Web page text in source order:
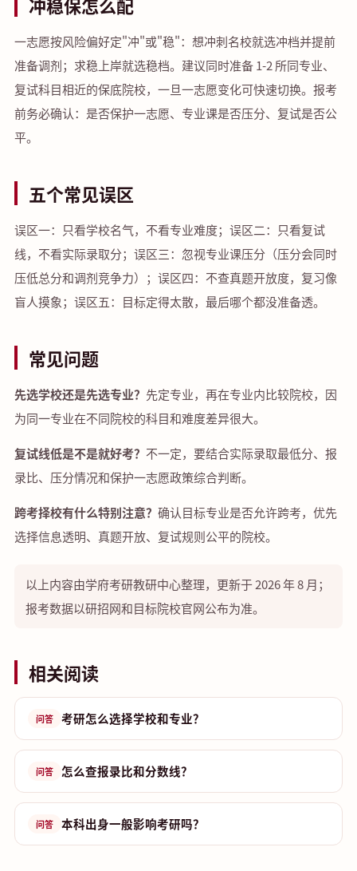
一志愿按风险偏好定"冲"或"稳"：想冲刺名校就选冲档并提前
准备调剂；求稳上岸就选稳档。建议同时准备 1-2 所同专业、
复试科目相近的保底院校，一旦一志愿变化可快速切换。报考
前务必确认：是否保护一志愿、专业课是否压分、复试是否公
平。
五个常见误区
误区一：只看学校名气，不看专业难度；误区二：只看复试
线，不看实际录取分；误区三：忽视专业课压分（压分会同时
压低总分和调剂竞争力）；误区四：不查真题开放度，复习像
盲人摸象；误区五：目标定得太散，最后哪个都没准备透。
常见问题
先选学校还是先选专业？ 先定专业，再在专业内比较院校，因
为同一专业在不同院校的科目和难度差异很大。
复试线低是不是就好考？ 不一定，要结合实际录取最低分、报
录比、压分情况和保护一志愿政策综合判断。
跨考择校有什么特别注意？ 确认目标专业是否允许跨考，优先
选择信息透明、真题开放、复试规则公平的院校。
以上内容由学府考研教研中心整理，更新于 2026 年 8 月；
报考数据以研招网和目标院校官网公布为准。
相关阅读
问答 考研怎么选择学校和专业？
问答 怎么查报录比和分数线？
问答 本科出身一般影响考研吗？